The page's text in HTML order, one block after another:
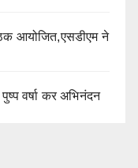
आयोजित,एसडीएम ने
वर्षा कर अभिनंदन